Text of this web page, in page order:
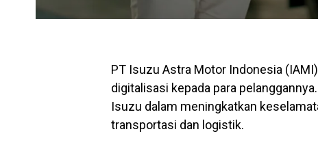
PT Isuzu Astra Motor Indonesia
digitalisasi kepada para
Isuzu dalam meningkatkan
transportasi dan logistik.